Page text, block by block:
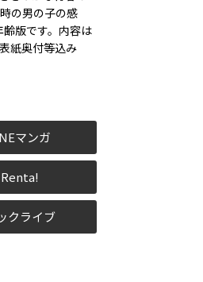
の男の子の感
版です。内容は
紙奥付等込み
マンガ
Renta!
クライブ